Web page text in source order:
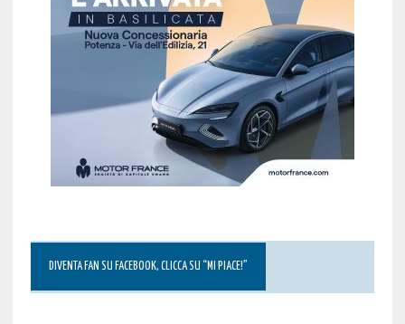
DIVENTA FAN SU FACEBOOK, CLICCA SU “MI PIACE!”